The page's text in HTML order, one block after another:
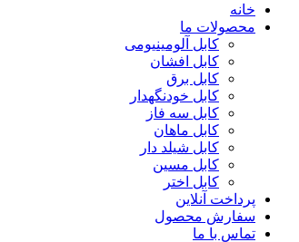
خانه
محصولات ما
کابل آلومینیومی
کابل افشان
کابل برق
کابل خودنگهدار
کابل سه فاز
کابل ماهان
کابل شیلد دار
کابل مسین
کابل اختر
پرداخت آنلاین
سفارش محصول
تماس با ما